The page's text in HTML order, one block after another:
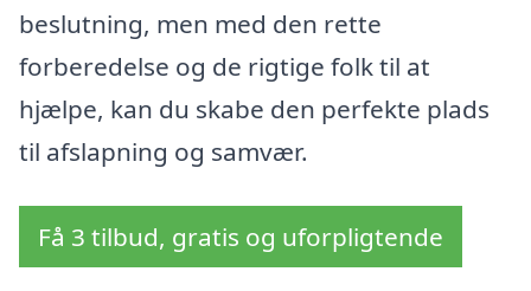
beslutning, men med den rette
forberedelse og de rigtige folk til at
hjælpe, kan du skabe den perfekte plads
til afslapning og samvær.
Få 3 tilbud, gratis og uforpligtende